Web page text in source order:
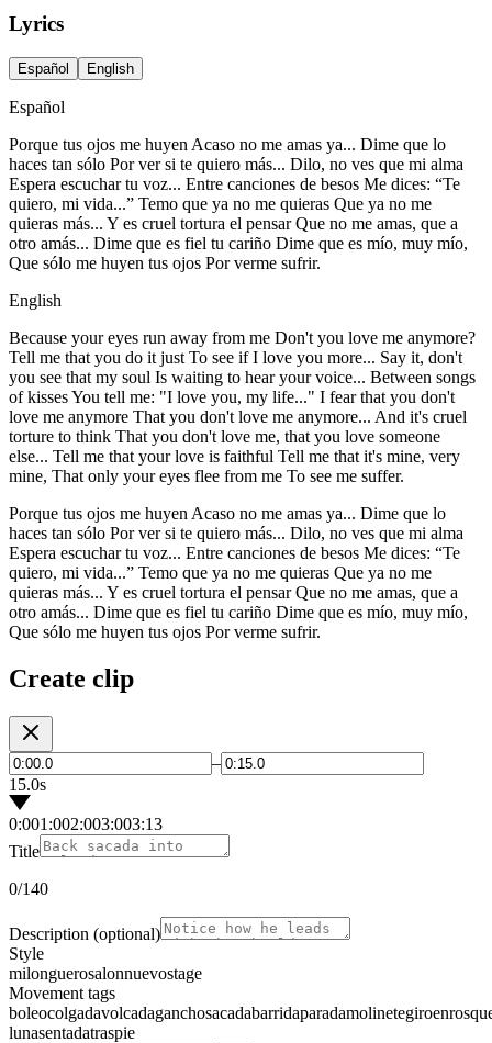
Lyrics
Español English
Español
Porque tus ojos me huyen Acaso no me amas ya... Dime que lo
haces tan sólo Por ver si te quiero más... Dilo, no ves que mi alma
Espera escuchar tu voz... Entre canciones de besos Me dices: “Te
quiero, mi vida...” Temo que ya no me quieras Que ya no me
quieras más... Y es cruel tortura el pensar Que no me amas, que a
otro amás... Dime que es fiel tu cariño Dime que es mío, muy mío,
Que sólo me huyen tus ojos Por verme sufrir.
English
Because your eyes run away from me Don't you love me anymore?
Tell me that you do it just To see if I love you more... Say it, don't
you see that my soul Is waiting to hear your voice... Between songs
of kisses You tell me: "I love you, my life..." I fear that you don't
love me anymore That you don't love me anymore... And it's cruel
torture to think That you don't love me, that you love someone
else... Tell me that your love is faithful Tell me that it's mine, very
mine, That only your eyes flee from me To see me suffer.
Porque tus ojos me huyen Acaso no me amas ya... Dime que lo
haces tan sólo Por ver si te quiero más... Dilo, no ves que mi alma
Espera escuchar tu voz... Entre canciones de besos Me dices: “Te
quiero, mi vida...” Temo que ya no me quieras Que ya no me
quieras más... Y es cruel tortura el pensar Que no me amas, que a
otro amás... Dime que es fiel tu cariño Dime que es mío, muy mío,
Que sólo me huyen tus ojos Por verme sufrir.
Create clip
–
15.0s
0:001:002:003:003:13
Title
0/140
Description (optional)
Style
milonguerosalonnuevostage
Movement tags
boleocolgadavolcadaganchosacadabarridaparadamolinetegiro
lunasentadatraspie